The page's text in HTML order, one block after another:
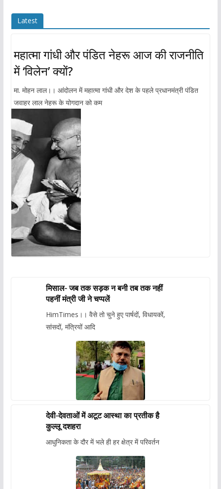
Latest
महात्मा गांधी और पंडित नेहरू आज की राजनीति
में ‘विलेन’ क्यों?
मा. मोहन लाल।। आंदोलन में महात्मा गांधी और देश के पहले प्रधानमंत्री पंडित
जवाहर लाल नेहरू के योगदान को कम
मिसाल- जब तक सड़क न बनी तब तक नहीं
पहनीं मंत्री जी ने चप्पलें
HimTimes।। वैसे तो चुने हुए पार्षदों, विधायकों,
सांसदों, मंत्रियों आदि
देवी-देवताओं में अटूट आस्था का प्रतीक है
कुल्लू दशहरा
आधुनिकता के दौर में भले ही हर क्षेत्र में परिवर्तन